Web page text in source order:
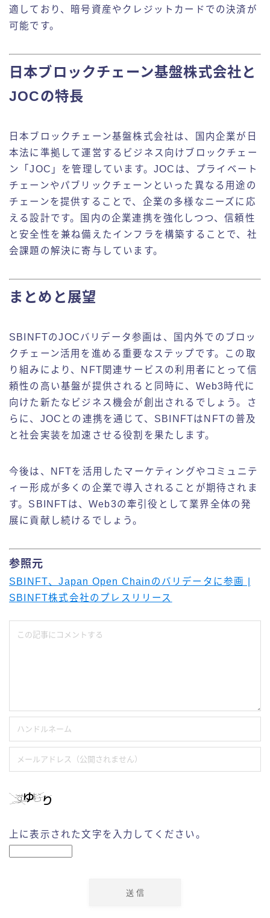
適しており、暗号資産やクレジットカードでの決済が
可能です。
日本ブロックチェーン基盤株式会社と
JOCの特長
日本ブロックチェーン基盤株式会社は、国内企業が日
本法に準拠して運営するビジネス向けブロックチェー
ン「JOC」を管理しています。JOCは、プライベート
チェーンやパブリックチェーンといった異なる用途の
チェーンを提供することで、企業の多様なニーズに応
える設計です。国内の企業連携を強化しつつ、信頼性
と安全性を兼ね備えたインフラを構築することで、社
会課題の解決に寄与しています。
まとめと展望
SBINFTのJOCバリデータ参画は、国内外でのブロッ
クチェーン活用を進める重要なステップです。この取
り組みにより、NFT関連サービスの利用者にとって信
頼性の高い基盤が提供されると同時に、Web3時代に
向けた新たなビジネス機会が創出されるでしょう。さ
らに、JOCとの連携を通じて、SBINFTはNFTの普及
と社会実装を加速させる役割を果たします。
今後は、NFTを活用したマーケティングやコミュニテ
ィー形成が多くの企業で導入されることが期待されま
す。SBINFTは、Web3の牽引役として業界全体の発
展に貢献し続けるでしょう。
参照元
SBINFT、Japan Open Chainのバリデータに参画 |
SBINFT株式会社のプレスリリース
上に表示された文字を入力してください。